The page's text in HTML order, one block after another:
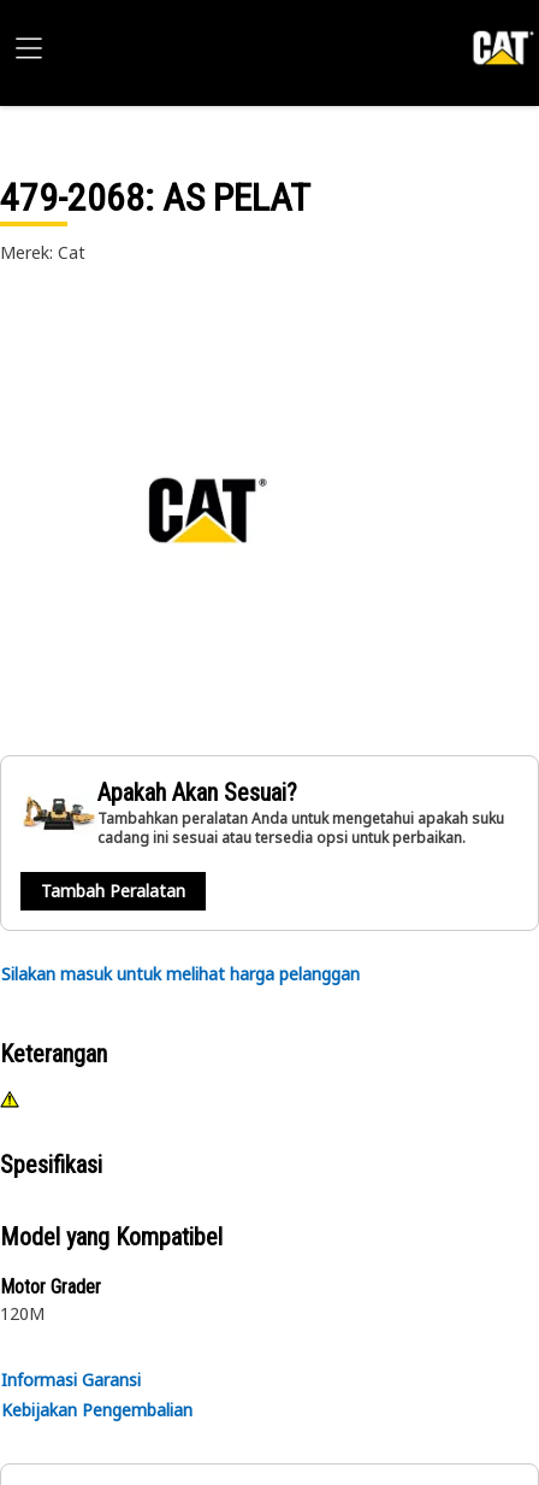
479-2068: AS PELAT
Merek: Cat
Apakah Akan Sesuai?
Tambahkan peralatan Anda untuk mengetahui apakah suku
cadang ini sesuai atau tersedia opsi untuk perbaikan.
Tambah Peralatan
Silakan masuk untuk melihat harga pelanggan
Keterangan
Spesifikasi
Model yang Kompatibel
Motor Grader
120M
Informasi Garansi
Kebijakan Pengembalian